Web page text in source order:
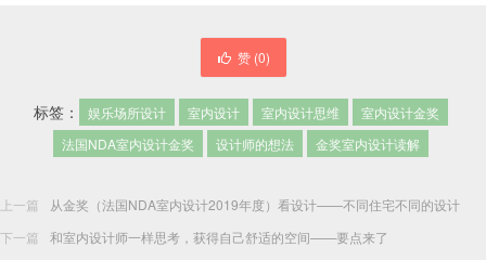
赞 (0)
标签： 娱乐场所设计 室内设计 室内设计思维
室内设计金奖
法国NDA室内设计金奖
设计师的想法 金奖室内设计读解
上一篇
从金奖（法国NDA室内设计2019年度）看设计——不同住宅不同的设计
下一篇
和室内设计师一样思考，获得自己舒适的空间——要点来了